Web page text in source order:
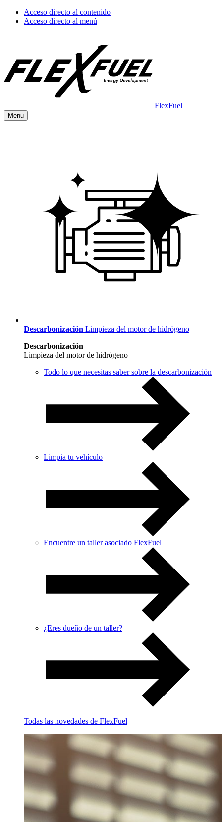
Acceso directo al contenido
Acceso directo al menú
FlexFuel
Menu
Descarbonización Limpieza del motor de hidrógeno
Descarbonización
Limpieza del motor de hidrógeno
Todo lo que necesitas saber sobre la descarbonización
Limpia tu vehículo
Encuentre un taller asociado FlexFuel
¿Eres dueño de un taller?
Todas las novedades de FlexFuel